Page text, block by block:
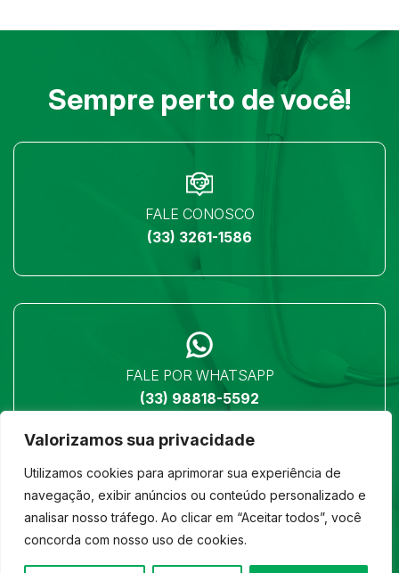
Valorizamos sua privacidade
Utilizamos cookies para aprimorar sua experiência de
navegação, exibir anúncios ou conteúdo personalizado e
analisar nosso tráfego. Ao clicar em “Aceitar todos”, você
concorda com nosso uso de cookies.
Sempre perto de você!
FALE CONOSCO
(33) 3261-1586
FALE POR WHATSAPP
(33) 98818-5592
LOCALIZAÇÃO